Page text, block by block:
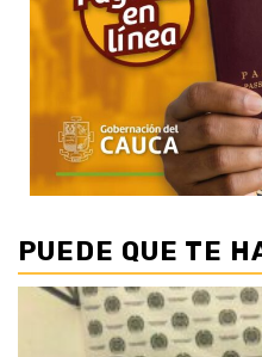
PUEDE QUE TE